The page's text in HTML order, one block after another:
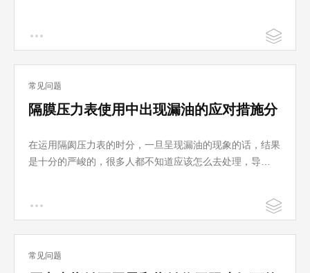
常见问题
隔膜压力表使用中出现漏油的应对措施分
在运用隔阂压力表的时分，一旦呈现漏油的现象的话，结果
是十分的严峻的，很多人都不知道应该怎么去处理，导…
常见问题